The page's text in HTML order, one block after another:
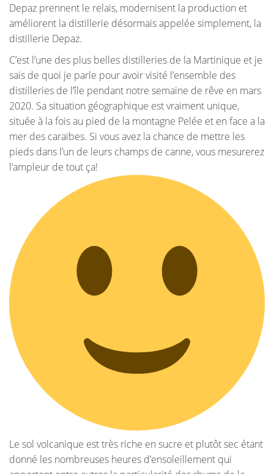
Depaz prennent le relais, modernisent la production et
améliorent la distillerie désormais appelée simplement, la
distillerie Depaz.
C’est l’une des plus belles distilleries de la Martinique et je
sais de quoi je parle pour avoir visité l’ensemble des
distilleries de l’île pendant notre semaine de rêve en mars
2020. Sa situation géographique est vraiment unique,
située à la fois au pied de la montagne Pelée et en face a la
mer des caraïbes. Si vous avez la chance de mettre les
pieds dans l’un de leurs champs de canne, vous mesurerez
l’ampleur de tout ça!
Le sol volcanique est très riche en sucre et plutôt sec étant
donné les nombreuses heures d’ensoleillement qui